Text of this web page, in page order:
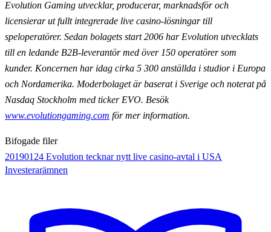
Evolution Gaming utvecklar, producerar, marknadsför och
licensierar ut fullt integrerade live casino-lösningar till
speloperatörer. Sedan bolagets start 2006 har Evolution utvecklats
till en ledande B2B-leverantör med över 150 operatörer som
kunder. Koncernen har idag cirka 5 300 anställda i studior i Europa
och Nordamerika. Moderbolaget är baserat i Sverige och noterat på
Nasdaq Stockholm med ticker EVO. Besök
www.evolutiongaming.com för mer information.
Bifogade filer
20190124 Evolution tecknar nytt live casino-avtal i USA
Investerarämnen